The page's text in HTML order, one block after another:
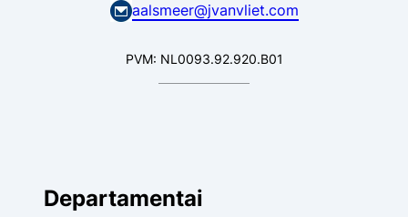
aalsmeer@jvanvliet.com
PVM: NL0093.92.920.B01
Departamentai